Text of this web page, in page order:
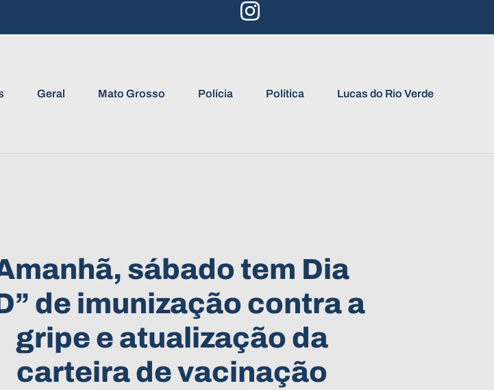
Geral Mato Grosso Polícia Política Lucas do Rio Verde
sábado tem Dia
de imunização contra a
gripe e atualização da
carteira de vacinação